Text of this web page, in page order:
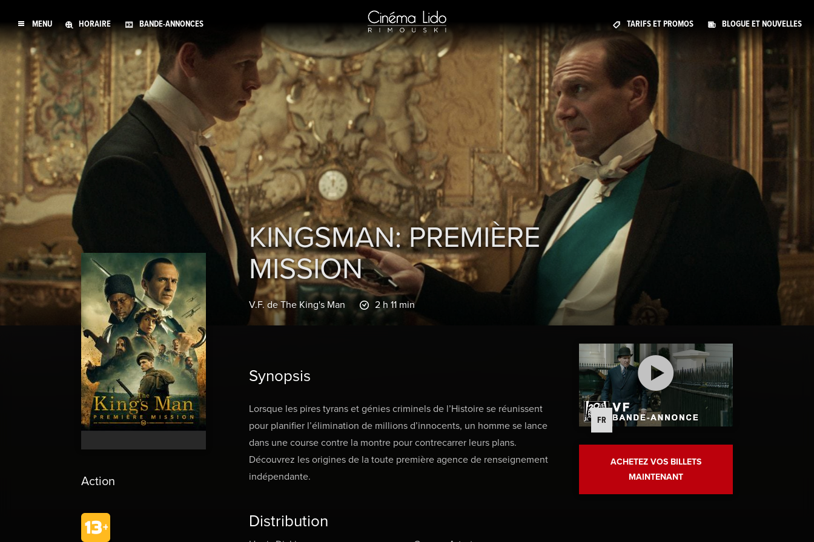
MENU HORAIRE BANDE-ANNONCES TARIFS ET PROMOS BLOGUE ET NOUVELLES
Action
KINGSMAN: PREMIÈRE
MISSION
V.F. de The King's Man 2 h 11 min
Synopsis
Lorsque les pires tyrans et génies criminels de l’Histoire se réunissent
pour planifier l’élimination de millions d’innocents, un homme se lance
dans une course contre la montre pour contrecarrer leurs plans.
Découvrez les origines de la toute première agence de renseignement
indépendante.
Distribution
FR
ACHETEZ VOS BILLETS
MAINTENANT